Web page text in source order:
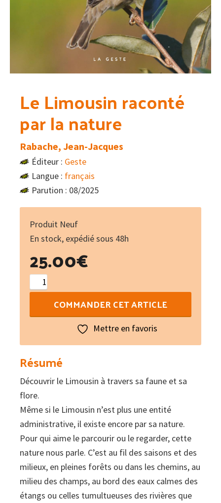
Le Limousin raconté
par la nature
Rabache, Jean-Jacques
Éditeur : Geste
Langue : français
Parution : 08/2025
Produit Neuf
En stock, expédié sous 48h
25.00€
quantité
de
la
nature
COMMANDER CET ARTICLE
Mettre en favoris
Résumé
Découvrir le Limousin à travers sa faune et sa
flore.
Même si le Limousin n’est plus une entité
administrative, il existe encore par sa nature.
Pour qui aime le parcourir ou le regarder, cette
nature nous parle. C’est au fil des saisons et des
milieux, en pleines forêts ou dans les chemins, au
milieu des champs, au bord des eaux calmes des
étangs ou celles tumultueuses des rivières que